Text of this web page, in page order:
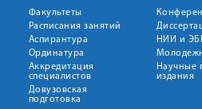
Факультеты
Расписания занятий
Аспирантура
Ординатура
Аккредитация
специалистов
Довузовская
подготовка
НИИ и
Научные
издания